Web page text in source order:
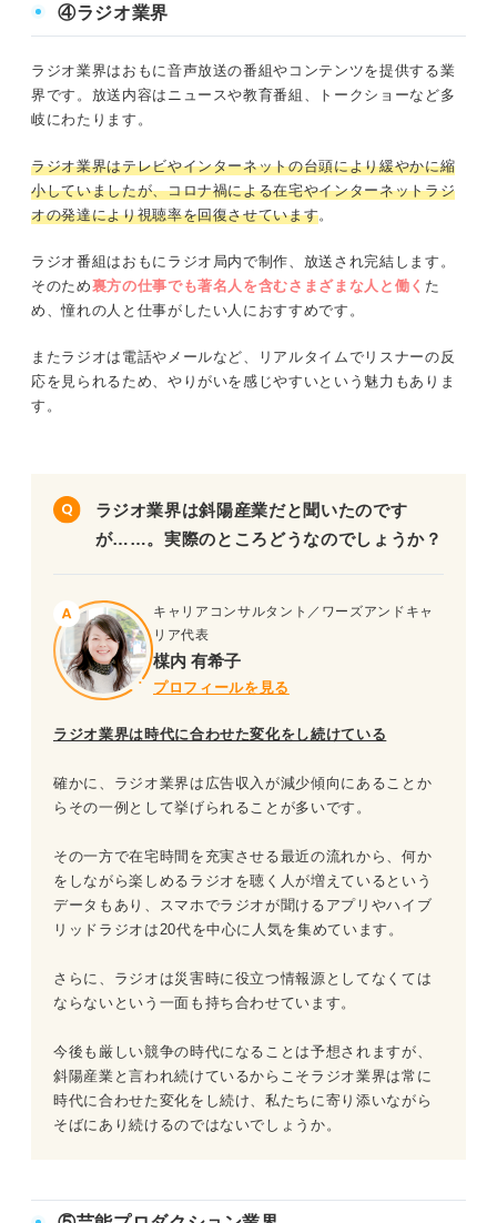
している人は今後の選考対策の参考
にしてください。
④ラジオ業界
ラジオ業界はおもに音声放送の番組やコンテンツを提供する業
界です。放送内容はニュースや教育番組、トークショーなど多
岐にわたります。
ラジオ業界はテレビやインターネットの台頭により緩やかに縮
小していましたが、コロナ禍による在宅やインターネットラジ
オの発達により視聴率を回復させています。
ラジオ番組はおもにラジオ局内で制作、放送され完結します。
そのため裏方の仕事でも著名人を含むさまざまな人と働く た
め、憧れの人と仕事がしたい人におすすめです。
またラジオは電話やメールなど、リアルタイムでリスナーの反
応を見られるため、やりがいを感じやすいという魅力もありま
す。
ラジオ業界は斜陽産業だと聞いたのです
が……。実際のところどうなのでしょうか？
キャリアコンサルタント／ワーズアンドキャ
リア代表
楳内 有希子
プロフィールを見る
ラジオ業界は時代に合わせた変化をし続けている
確かに、ラジオ業界は広告収入が減少傾向にあることか
らその一例として挙げられることが多いです。
その一方で在宅時間を充実させる最近の流れから、何か
をしながら楽しめるラジオを聴く人が増えているという
データもあり、スマホでラジオが聞けるアプリやハイブ
リッドラジオは20代を中心に人気を集めています。
さらに、ラジオは災害時に役立つ情報源としてなくては
ならないという一面も持ち合わせています。
今後も厳しい競争の時代になることは予想されますが、
斜陽産業と言われ続けているからこそラジオ業界は常に
時代に合わせた変化をし続け、私たちに寄り添いながら
そばにあり続けるのではないでしょうか。